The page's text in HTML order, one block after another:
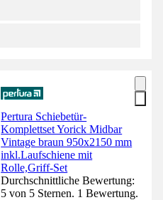
Pertura Schiebetür-
Komplettset Yorick Midbar
Vintage braun 950x2150 mm
inkl.Laufschiene mit
Rolle,Griff-Set
Durchschnittliche Bewertung:
5 von 5 Sternen. 1 Bewertung.